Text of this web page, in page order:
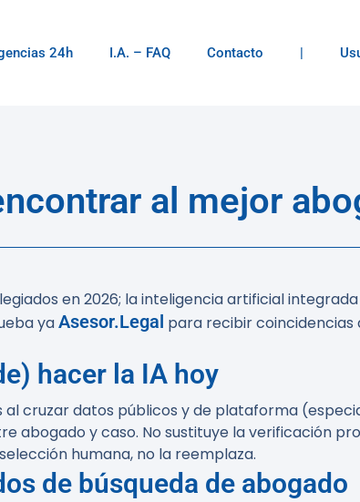
24h I.A. – FAQ Contacto |
al mejor
en 2026; la inteligencia artificial
yaAsesor.Legal para recibir
hacer la IA hoy
cruzar datos públicos y de plataforma
abogado y caso. No sustituye la verificación
humana, no la reemplaza.
de búsqueda de abogado